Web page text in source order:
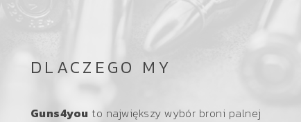
DLACZEGO MY
Guns4you to największy wybór broni palnej